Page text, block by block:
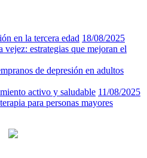
en la tercera edad 18/08/2025
vejez: estrategias que mejoran el
de depresión en adultos
activo y saludable 11/08/2025
para personas mayores